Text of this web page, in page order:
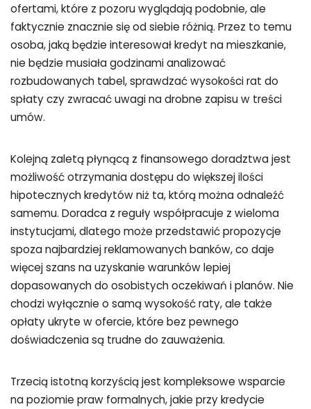
ofertami, które z pozoru wyglądają podobnie, ale
faktycznie znacznie się od siebie różnią. Przez to temu
osoba, jaką będzie interesował kredyt na mieszkanie,
nie będzie musiała godzinami analizować
rozbudowanych tabel, sprawdzać wysokości rat do
spłaty czy zwracać uwagi na drobne zapisu w treści
umów.
Kolejną zaletą płynącą z finansowego doradztwa jest
możliwość otrzymania dostępu do większej ilości
hipotecznych kredytów niż ta, którą można odnaleźć
samemu. Doradca z reguły współpracuje z wieloma
instytucjami, dlatego może przedstawić propozycje
spoza najbardziej reklamowanych banków, co daje
więcej szans na uzyskanie warunków lepiej
dopasowanych do osobistych oczekiwań i planów. Nie
chodzi wyłącznie o samą wysokość raty, ale także
opłaty ukryte w ofercie, które bez pewnego
doświadczenia są trudne do zauważenia.
Trzecią istotną korzyścią jest kompleksowe wsparcie
na poziomie praw formalnych, jakie przy kredycie